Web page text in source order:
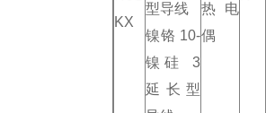
KX
型导线
镍铬 10-
镍硅 3
延长型
热电
偶